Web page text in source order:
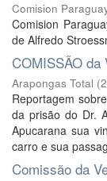
Comision
Comision
de Alfredo
COMISSÃO da
Arapongas Total (
Reportagem
da prisão do Dr.
Apucarana sua
carro e sua
Comissão da